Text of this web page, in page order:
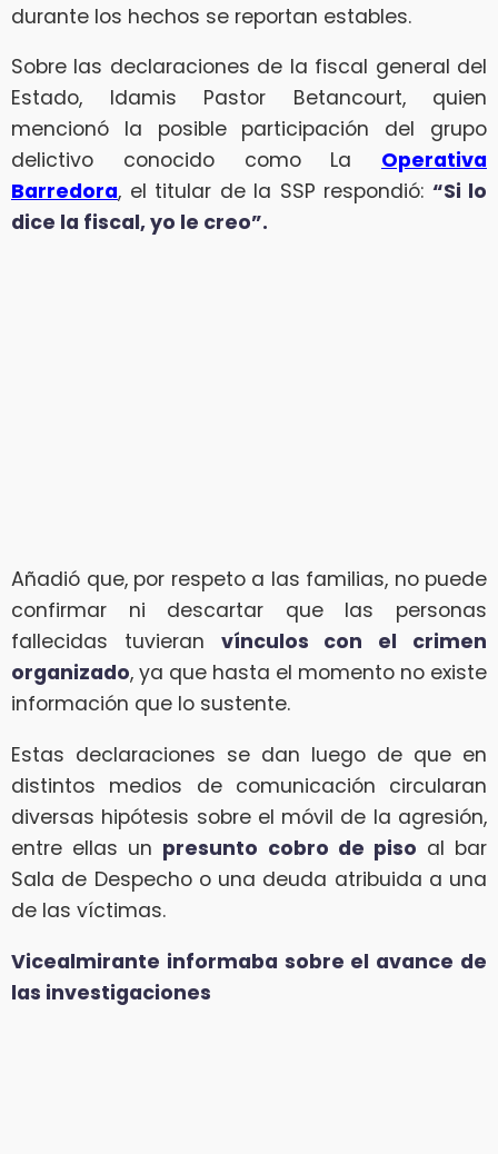
durante los hechos se reportan estables.
Sobre las declaraciones de la fiscal general del
Estado, Idamis Pastor Betancourt, quien
mencionó la posible participación del grupo
delictivo conocido como La Operativa
Barredora, el titular de la SSP respondió: “Si lo
dice la fiscal, yo le creo”.
Añadió que, por respeto a las familias, no puede
confirmar ni descartar que las personas
fallecidas tuvieran vínculos con el crimen
organizado, ya que hasta el momento no existe
información que lo sustente.
Estas declaraciones se dan luego de que en
distintos medios de comunicación circularan
diversas hipótesis sobre el móvil de la agresión,
entre ellas un presunto cobro de piso al bar
Sala de Despecho o una deuda atribuida a una
de las víctimas.
Vicealmirante informaba sobre el avance de
las investigaciones